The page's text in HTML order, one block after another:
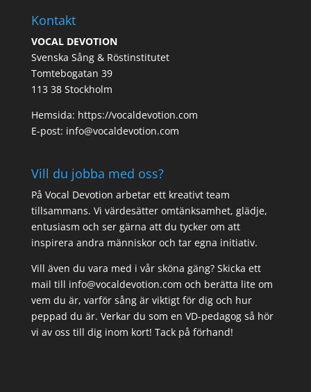
Kontakt
VOCAL DEVOTION
Svenska Sång & Röstinstitutet
Tomtebogatan 39
113 38 Stockholm
Hemsida: https://vocaldevotion.com
E-post: info@vocaldevotion.com
Vill du jobba med oss?
På Vocal Devotion arbetar ett kreativt team
tillsammans. Vi värdesätter omtänksamhet, glädje,
entusiasm och ser gärna att du tycker om att
inspirera andra människor och tar egna initiativ.
Vill även du vara med i vår sköna gäng? Skicka ett
mail till info@vocaldevotion.com och berätta lite om
vem du är, varför sång är viktigt för dig och hur
peppad du är. Verkar du som en VD-pedagog så hör
vi av oss till dig inom kort! Tack på förhand!